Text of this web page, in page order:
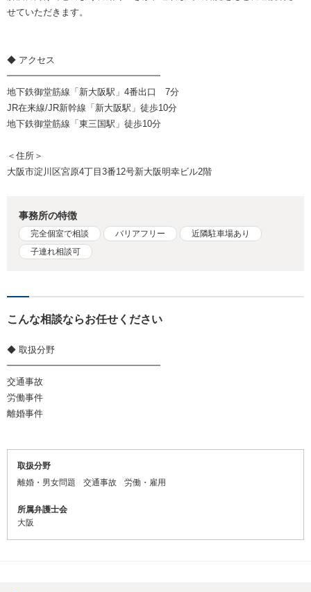
せていただきます。
◆ アクセス
━━━━━━━━━━━━━━━━━
地下鉄御堂筋線「新大阪駅」4番出口 7分
JR在来線/JR新幹線「新大阪駅」徒歩10分
地下鉄御堂筋線「東三国駅」徒歩10分
＜住所＞
大阪市淀川区宮原4丁目3番12号新大阪明幸ビル2階
事務所の特徴
完全個室で相談 バリアフリー
近隣駐車場あり
子連れ相談可
こんな相談ならお任せください
◆ 取扱分野
━━━━━━━━━━━━━━━━━
交通事故
労働事件
離婚事件
取扱分野
離婚・男女問題
交通事故 労働・雇用
所属弁護士会
大阪